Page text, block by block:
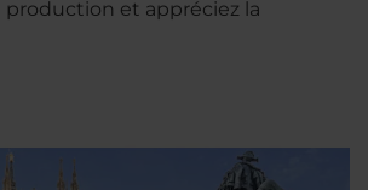
production et appréciez la